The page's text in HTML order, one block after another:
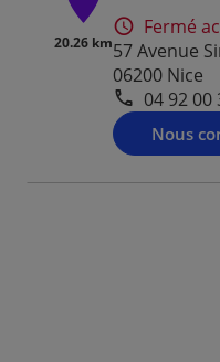
20.26 km57 Avenue
06200 Nice
04 92 00
Fermé
Nous